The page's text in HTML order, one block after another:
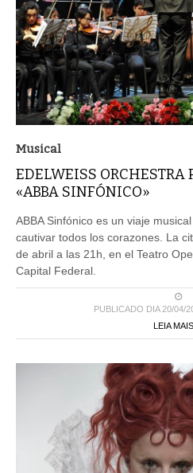
Musical
EDELWEISS ORCHESTRA
«ABBA SINFÓNICO»
ABBA Sinfónico es un viaje
cautivar todos los corazones. La
de abril a las 21h, en el Teatro
Capital Federal.
PUBLICADO DIA 20/04/
LEIA MAIS